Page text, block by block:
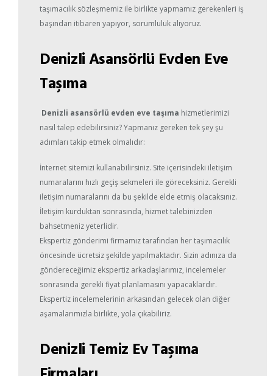
taşımacılık sözleşmemiz ile birlikte yapmamız gerekenleri iş
başından itibaren yapıyor, sorumluluk alıyoruz.
Denizli Asansörlü Evden Eve
Taşıma
Denizli asansörlü evden eve taşıma hizmetlerimizi
nasıl talep edebilirsiniz? Yapmanız gereken tek şey şu
adımları takip etmek olmalıdır:
İnternet sitemizi kullanabilirsiniz. Site içerisindeki iletişim
numaralarını hızlı geçiş sekmeleri ile göreceksiniz. Gerekli
iletişim numaralarını da bu şekilde elde etmiş olacaksınız.
İletişim kurduktan sonrasında, hizmet talebinizden
bahsetmeniz yeterlidir.
Ekspertiz gönderimi firmamız tarafından her taşımacılık
öncesinde ücretsiz şekilde yapılmaktadır. Sizin adınıza da
göndereceğimiz ekspertiz arkadaşlarımız, incelemeler
sonrasında gerekli fiyat planlamasını yapacaklardır.
Ekspertiz incelemelerinin arkasından gelecek olan diğer
aşamalarımızla birlikte, yola çıkabiliriz.
Denizli Temiz Ev Taşıma